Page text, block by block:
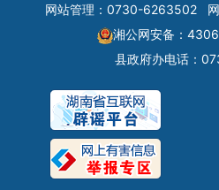
网站管理：0730-6263502
湘公网安备：
县政府办电话：